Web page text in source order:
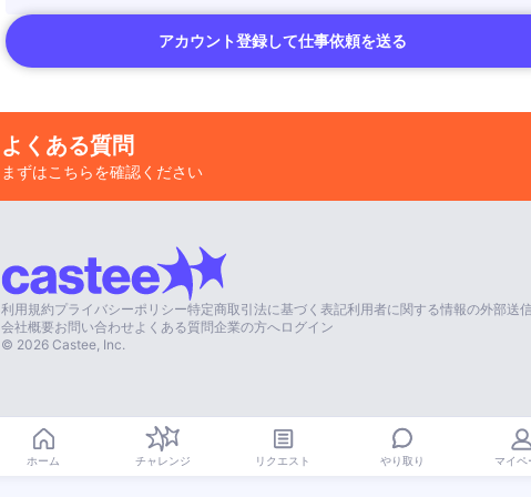
アカウント登録して仕事依頼を送る
よくある質問
まずはこちらを確認ください
利用規約プライバシーポリシー特定商取引法に基づく表記利用者に関する情報の外部送
会社概要お問い合わせ よくある質問企業の方へログイン
© 2026 Castee, Inc.
ホーム チャレンジ リクエスト やり取り マイペ